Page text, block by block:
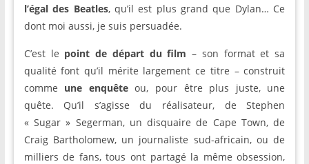
l’égal des Beatles, qu’il est plus grand que Dylan… Ce
dont moi aussi, je suis persuadée.
C’est le point de départ du film – son format et sa
qualité font qu’il mérite largement ce titre – construit
comme une enquêteou, pour être plus juste, une
quête. Qu’il s’agisse du réalisateur, de Stephen
« Sugar » Segerman, un disquaire de Cape Town, de
Craig Bartholomew, un journaliste sud-africain, ou de
milliers de fans, tous ont partagé la même obsession,